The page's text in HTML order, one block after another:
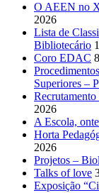
O AEEN no
2026
Lista de
Bibliotecário
Coro EDAC
Superiores –
2026
A Escola,
Horta
2026
Projetos –
Talks of love
Exposição